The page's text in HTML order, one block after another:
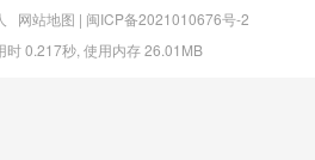
网站地图 | 闽ICP备2021010676号-2
时 0.217秒, 使用内存 26.01MB